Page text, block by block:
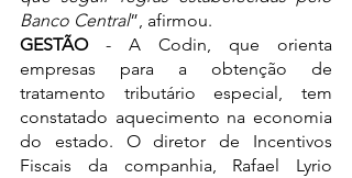
Banco Central”, afirmou.
GESTÃO - A Codin, que orienta
empresas para a obtenção de
tratamento tributário especial, tem
constatado aquecimento na economia
do estado. O diretor de Incentivos
Fiscais da companhia, Rafael Lyrio